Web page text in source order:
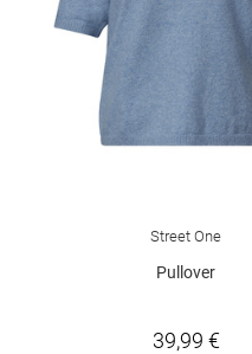
Street One
Pullover
39,99 €